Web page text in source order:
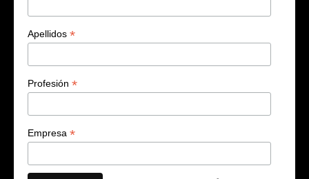
Apellidos *
Profesión *
Empresa *